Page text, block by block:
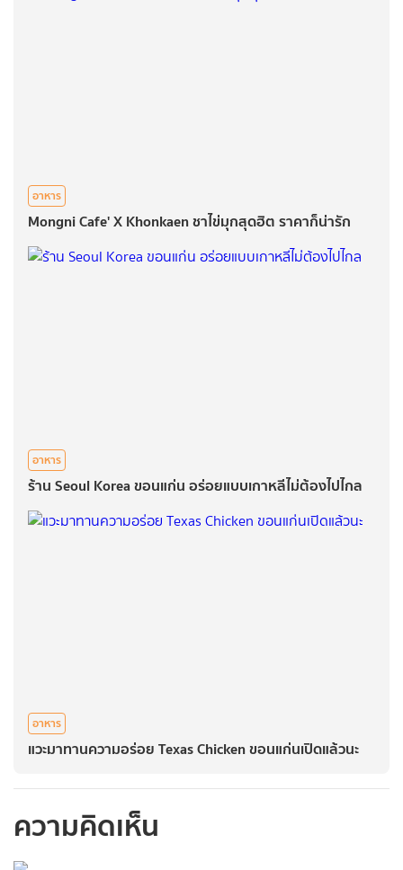
อาหาร
Mongni Cafe' X Khonkaen ชาไข่มุกสุดฮิต ราคาก็น่ารัก
อาหาร
ร้าน Seoul Korea ขอนแก่น อร่อยแบบเกาหลีไม่ต้องไปไกล
อาหาร
แวะมาทานความอร่อย Texas Chicken ขอนแก่นเปิดแล้วนะ
ความคิดเห็น